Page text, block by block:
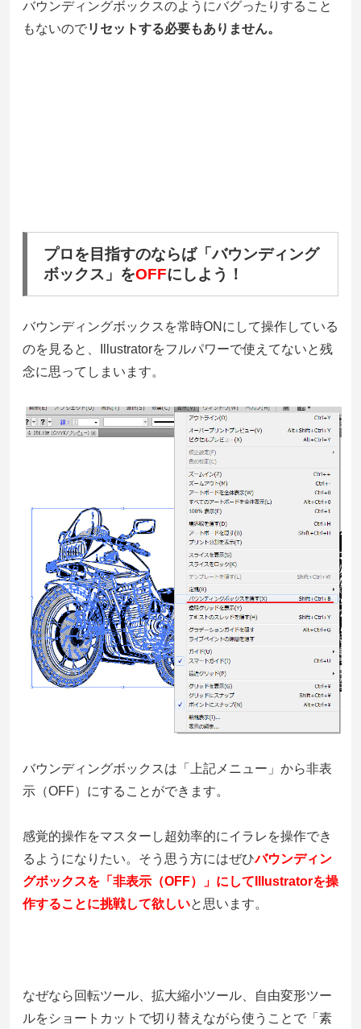
バウンディングボックスのようにバグったりすること
もないのでリセットする必要もありません。
プロを目指すのならば「バウンディング
ボックス」をOFFにしよう！
バウンディングボックスを常時ONにして操作している
のを見ると、Illustratorをフルパワーで使えてないと残
念に思ってしまいます。
バウンディングボックスは「上記メニュー」から非表
示（OFF）にすることができます。
感覚的操作をマスターし超効率的にイラレを操作でき
るようになりたい。そう思う方にはぜひバウンディン
グボックスを「非表示（OFF）」にしてIllustratorを操
作することに挑戦して欲しいと思います。
なぜなら回転ツール、拡大縮小ツール、自由変形ツー
ルをショートカットで切り替えながら使うことで「素